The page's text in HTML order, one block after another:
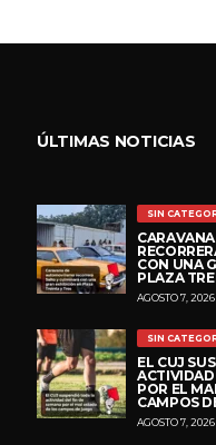
ÚLTIMAS NOTICIAS
SIN
CON UNA
PLAZA
AGOSTO 7, 2026
SIN
EL CUJ
POR EL
CAMPOS
AGOSTO 7, 2026